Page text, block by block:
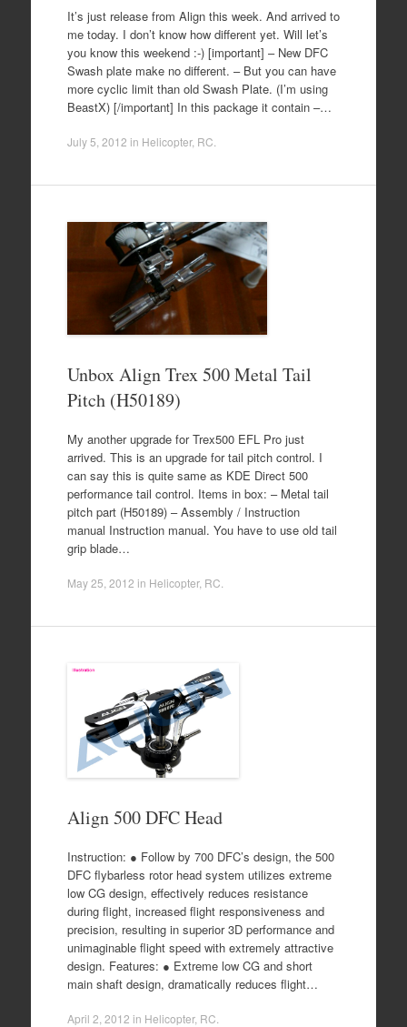
It’s just release from Align this week. And arrived to
me today. I don’t know how different yet. Will let’s
you know this weekend :-) [important] – New DFC
Swash plate make no different. – But you can have
more cyclic limit than old Swash Plate. (I’m using
BeastX) [/important] In this package it contain –…
July 5, 2012 in Helicopter, RC
Unbox Align Trex 500 Metal Tail
Pitch (H50189)
My another upgrade for Trex500 EFL Pro just
arrived. This is an upgrade for tail pitch control. I
can say this is quite same as KDE Direct 500
performance tail control. Items in box: – Metal tail
pitch part (H50189) – Assembly / Instruction
manual Instruction manual. You have to use old tail
grip blade…
May 25, 2012 in Helicopter, RC
Align 500 DFC Head
Instruction: ● Follow by 700 DFC’s design, the 500
DFC flybarless rotor head system utilizes extreme
low CG design, effectively reduces resistance
during flight, increased flight responsiveness and
precision, resulting in superior 3D performance and
unimaginable flight speed with extremely attractive
design. Features: ● Extreme low CG and short
main shaft design, dramatically reduces flight…
April 2, 2012 in Helicopter, RC